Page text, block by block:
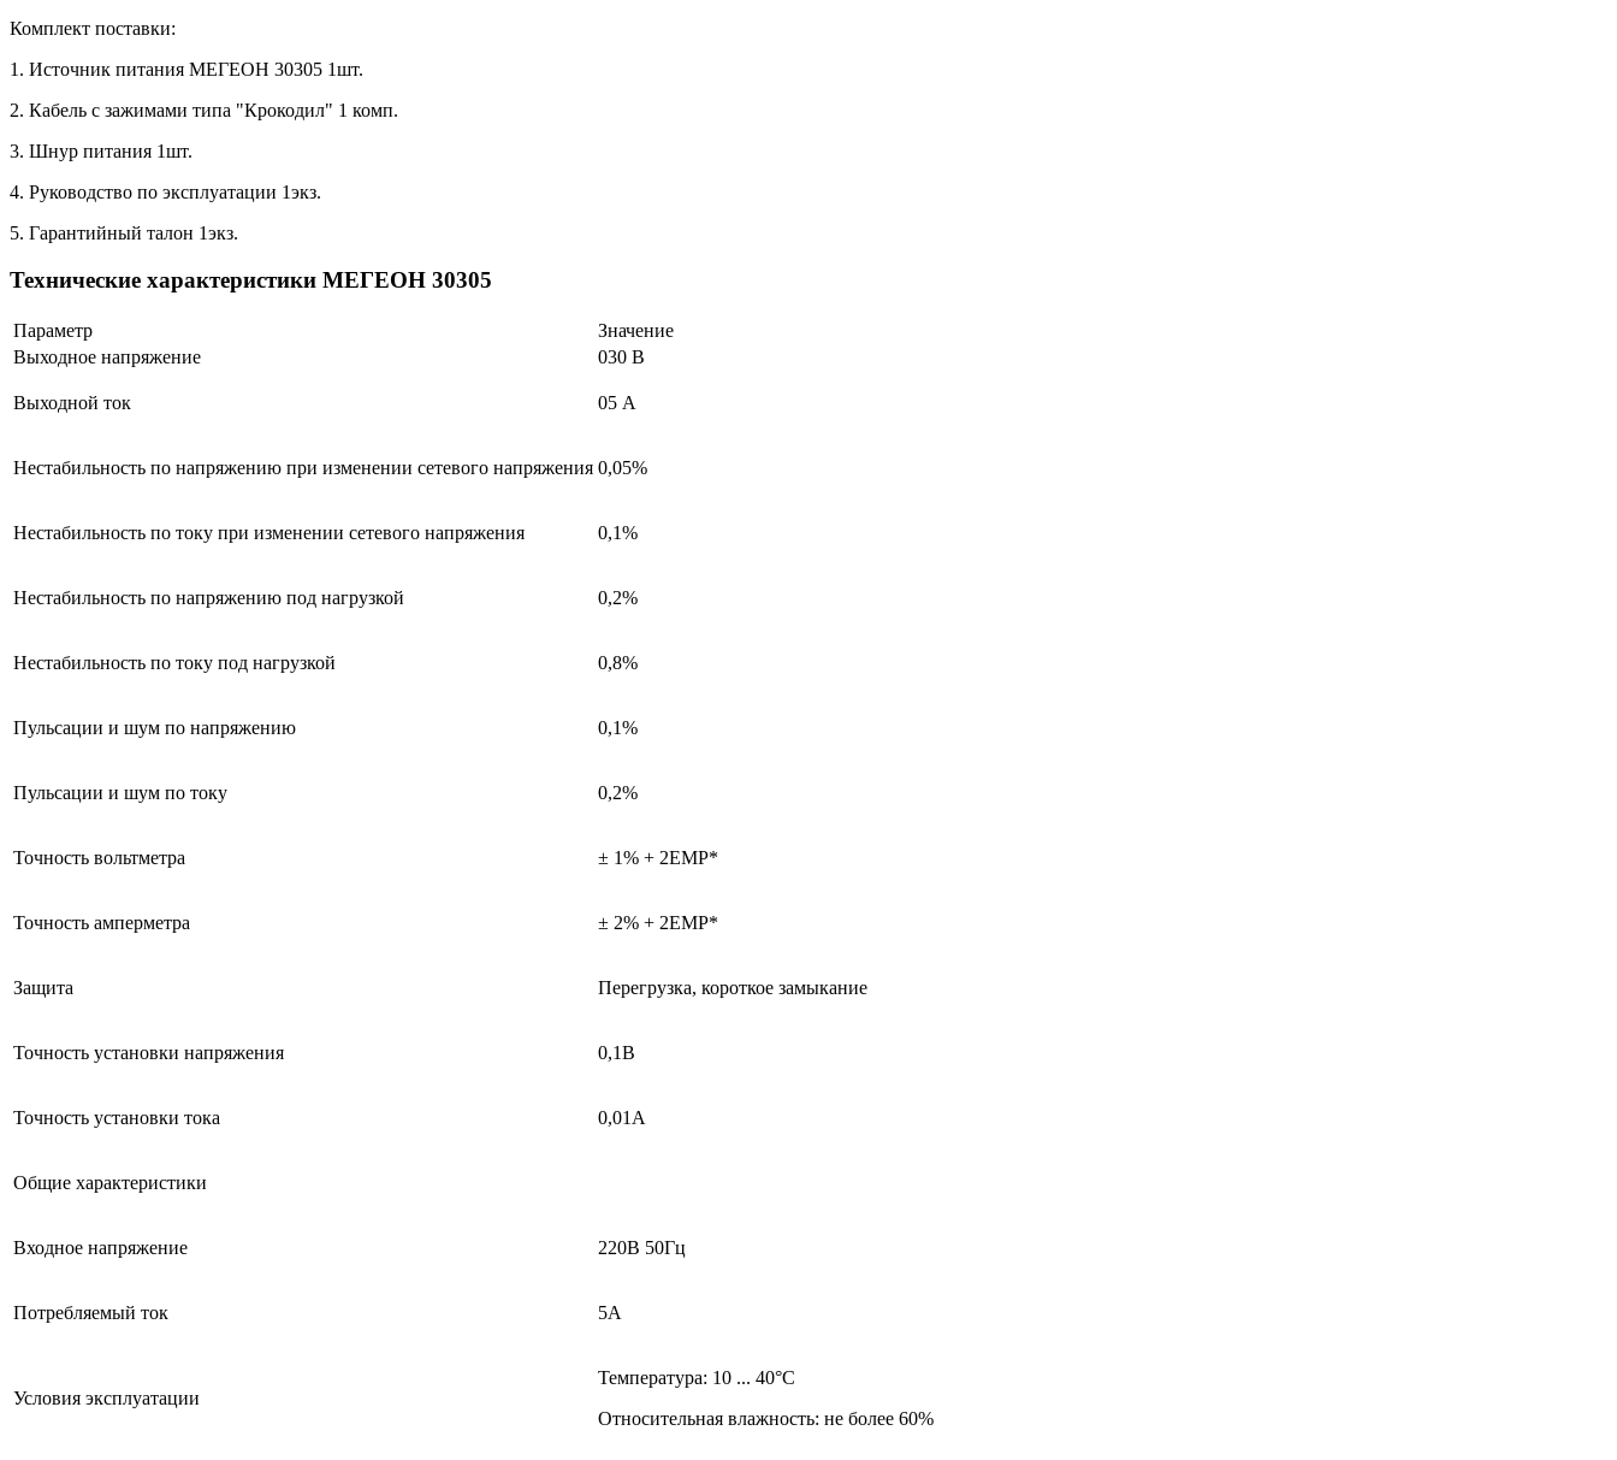
Комплект поставки:
1. Источник питания МЕГЕОН 30305 1шт.
2. Кабель с зажимами типа "Крокодил" 1 комп.
3. Шнур питания 1шт.
4. Руководство по эксплуатации 1экз.
5. Гарантийный талон 1экз.
Технические характеристики МЕГЕОН 30305
Параметр
Значение
Выходное напряжение
030 В
Выходной ток 05 А
Нестабильность по напряжению при изменении сетевого напряжения 0,05%
Нестабильность по току при изменении сетевого напряжения 0,1%
Нестабильность по напряжению под нагрузкой 0,2%
Нестабильность по току под нагрузкой 0,8%
Пульсации и шум по напряжению 0,1%
Пульсации и шум по току 0,2%
Точность вольтметра ± 1% + 2ЕМР*
Точность амперметра ± 2% + 2ЕМР*
Защита Перегрузка, короткое замыкание
Точность установки напряжения 0,1В
Точность установки тока 0,01А
Общие характеристики
Входное напряжение 220В 50Гц
Потребляемый ток 5А
Условия эксплуатации
Температура: 10 ... 40°С
Относительная влажность: не более 60%